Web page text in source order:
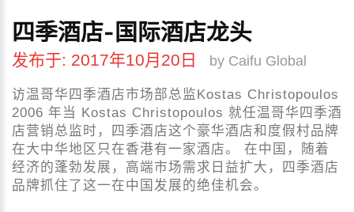
四季酒店-国际酒店龙头
发布于: 2017年10月20日 by Caifu Global
访温哥华四季酒店市场部总监Kostas Christopoulos
2006 年当 Kostas Christopoulos 就任温哥华四季酒
店营销总监时，四季酒店这个豪华酒店和度假村品牌
在大中华地区只在香港有一家酒店。 在中国，随着
经济的蓬勃发展，高端市场需求日益扩大，四季酒店
品牌抓住了这一在中国发展的绝佳机会。